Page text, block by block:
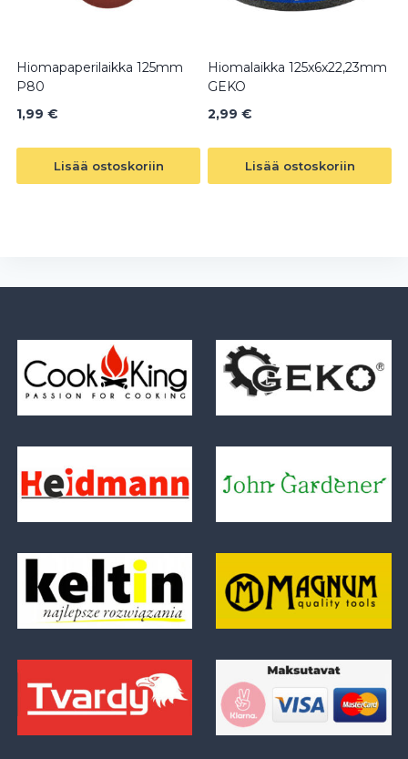
Hiomapaperilaikka 125mm
P80
1,99 €
Lisää ostoskoriin
Hiomalaikka 125x6x22,23mm
GEKO
2,99 €
Lisää ostoskoriin